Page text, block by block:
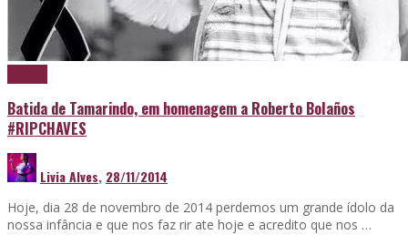
Batida de Tamarindo, em homenagem a Roberto Bolaños
#RIPCHAVES
Livia Alves, 28/11/2014
Hoje, dia 28 de novembro de 2014 perdemos um grande ídolo da
nossa infância e que nos faz rir ate hoje e acredito que nos …